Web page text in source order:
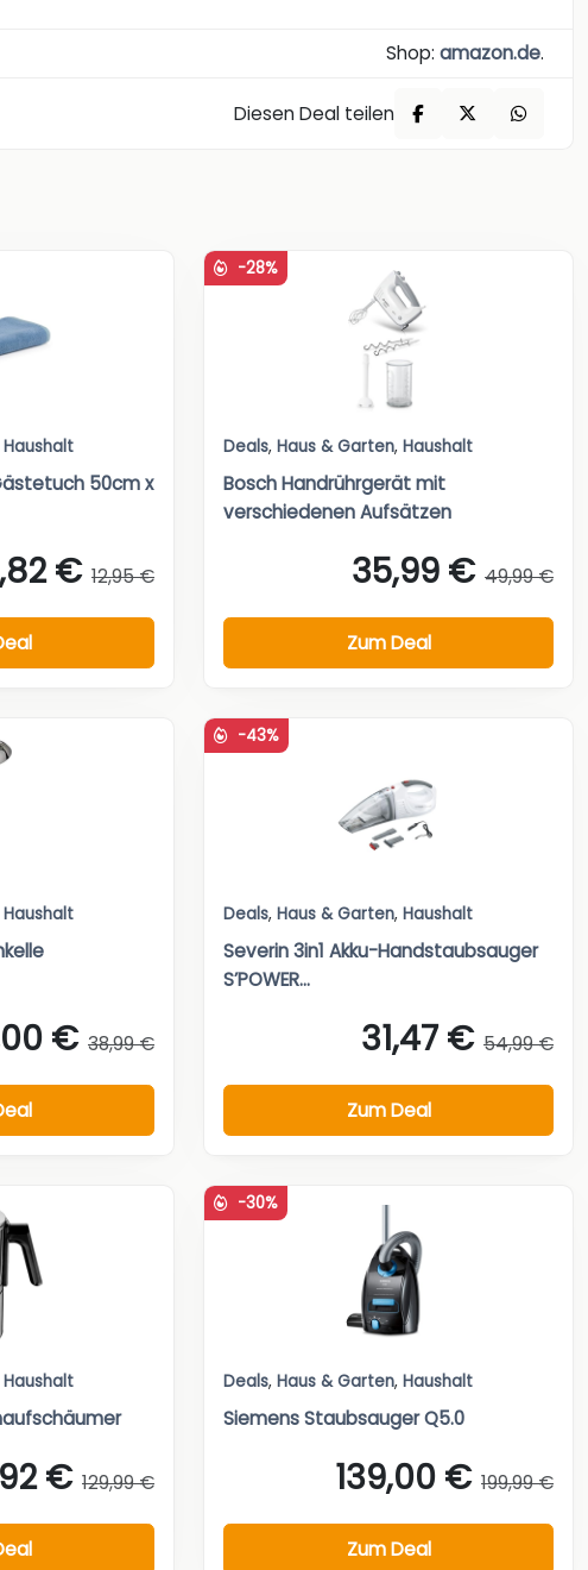
Shop: amazon.de.
Diesen Deal teilen
Haushalt
50cm x
€ 12,95 €
-28%
Deals, Haus & Garten, Haushalt
Bosch Handrührgerät mit
verschiedenen Aufsätzen
35,99 € 49,99 €
Zum Deal
Haushalt
€ 38,99 €
-43%
Deals, Haus & Garten, Haushalt
Severin 3in1 Akku-Handstaubsauger
S’POWER...
31,47 € 54,99 €
Zum Deal
Haushalt
€ 129,99 €
-30%
Deals, Haus & Garten, Haushalt
Siemens Staubsauger Q5.0
139,00 € 199,99 €
Zum Deal